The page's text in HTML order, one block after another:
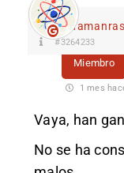
#3264233
Miembro
1 mes
Vaya, han
No se ha